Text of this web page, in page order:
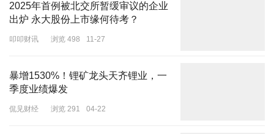
2025年首例被北交所暂缓审议的企业
出炉 永大股份上市缘何待考？
叩叩财讯 浏览 498 11-27
暴增1530%！锂矿龙头天齐锂业，一
季度业绩爆发
侃见财经 浏览 291 04-22